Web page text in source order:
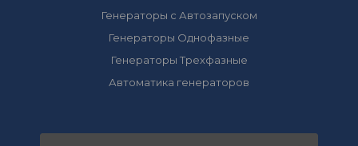
Генераторы с Автозапуском
Генераторы Однофазные
Генераторы Трехфазные
Автоматика генераторов